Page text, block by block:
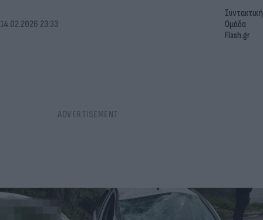
14.02.2026 23:33
Συντακτική
Ομάδα
Flash.gr